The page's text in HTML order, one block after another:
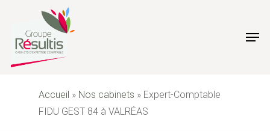
main
Accueil » Nos cabinets » Expert-Comptable
FIDU GEST 84 à VALRÉAS